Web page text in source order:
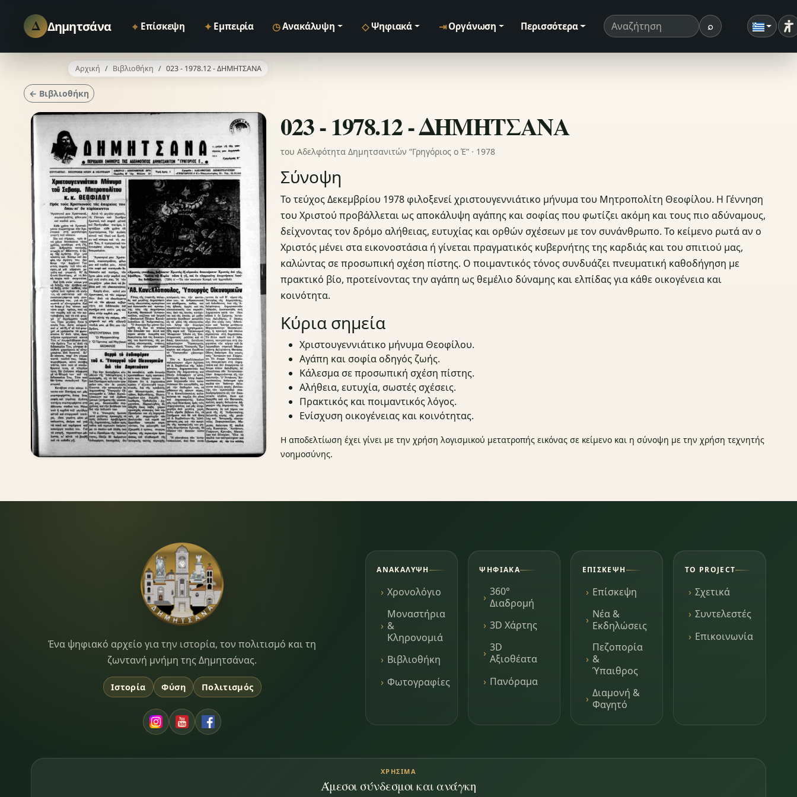
Δ Δημητσάνα ⌖ Επίσκεψη ✦ Εμπειρία ◷Ανακάλυψη ◇ Ψηφιακά ⇥ Οργάνωση Περισσότερα Όρος αναζήτησης ⌕Αναζήτηση
Αρχική Βιβλιοθήκη 023 - 1978.12 - ΔΗΜΗΤΣΑΝΑ
← Βιβλιοθήκη
023 - 1978.12 - ΔΗΜΗΤΣΑΝΑ
του Αδελφότητα Δημητσανιτών “Γρηγόριος ο Έ” · 1978
Σύνοψη
Το τεύχος Δεκεμβρίου 1978 φιλοξενεί χριστουγεννιάτικο μήνυμα του Μητροπολίτη Θεοφίλου. Η Γέννηση
του Χριστού προβάλλεται ως αποκάλυψη αγάπης και σοφίας που φωτίζει ακόμη και τους πιο αδύναμους,
δείχνοντας τον δρόμο αλήθειας, ευτυχίας και ορθών σχέσεων με τον συνάνθρωπο. Το κείμενο ρωτά αν ο
Χριστός μένει στα εικονοστάσια ή γίνεται πραγματικός κυβερνήτης της καρδιάς και του σπιτιού μας,
καλώντας σε προσωπική σχέση πίστης. Ο ποιμαντικός τόνος συνδυάζει πνευματική καθοδήγηση με
πρακτικό βίο, προτείνοντας την αγάπη ως θεμέλιο δύναμης και ελπίδας για κάθε οικογένεια και
κοινότητα.
Κύρια σημεία
Χριστουγεννιάτικο μήνυμα Θεοφίλου.
Αγάπη και σοφία οδηγός ζωής.
Κάλεσμα σε προσωπική σχέση πίστης.
Αλήθεια, ευτυχία, σωστές σχέσεις.
Πρακτικός και ποιμαντικός λόγος.
Ενίσχυση οικογένειας και κοινότητας.
Η αποδελτίωση έχει γίνει με την χρήση λογισμικού μετατροπής εικόνας σε κείμενο και η σύνοψη με την χρήση τεχνητής
νοημοσύνης.
Dimitsana.gr
Ένα ψηφιακό αρχείο για την ιστορία, τον πολιτισμό και τη
ζωντανή μνήμη της Δημητσάνας.
Ιστορία Φύση Πολιτισμός
ΑΝΑΚΆΛΥΨΗ
Χρονολόγιο
Μοναστήρια
&
Κληρονομιά
Βιβλιοθήκη
Φωτογραφίες
ΨΗΦΙΑΚΆ
360°
Διαδρομή
3D Χάρτης
3D
Αξιοθέατα
Πανόραμα
ΕΠΊΣΚΕΨΗ
Επίσκεψη
Νέα &
Εκδηλώσεις
Πεζοπορία
&
Ύπαιθρος
Διαμονή &
Φαγητό
ΤΟ PROJECT
Σχετικά
Συντελεστές
Επικοινωνία
ΧΡΉΣΙΜΑ
Άμεσοι σύνδεσμοι και ανάγκη